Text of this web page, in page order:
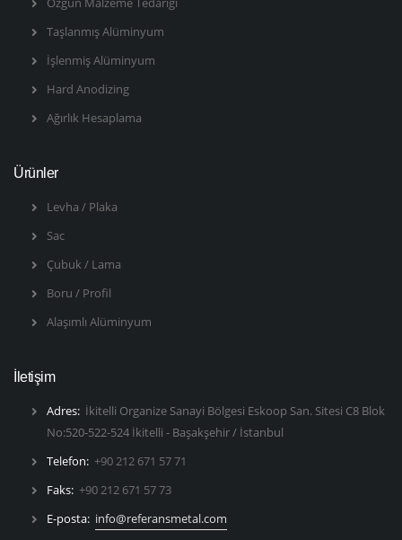
Taşlanmış Alüminyum
İşlenmiş Alüminyum
Hard Anodizing
Ağırlık Hesaplama
Ürünler
Levha / Plaka
Sac
Çubuk / Lama
Boru / Profil
Alaşımlı Alüminyum
İletişim
Adres: İkitelli Organize Sanayi Bölgesi Eskoop San. Sitesi C8 Blok
No:520-522-524 İkitelli - Başakşehir / İstanbul
Telefon: +90 212 671 57 71
Faks: +90 212 671 57 73
E-posta: info@referansmetal.com